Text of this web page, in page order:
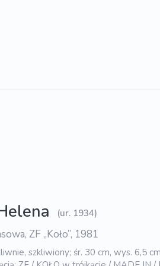
(ur. 1934)
ZF „Koło”, 1981
szkliwiony; śr. 30 cm, wys. 6,5 cm